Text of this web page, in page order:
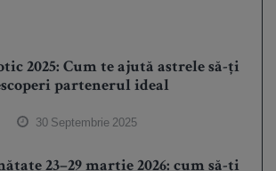
2025: Cum te ajută astrele să-ți
partenerul ideal
30 Septembrie 2025
23–29 martie 2026: cum să-ți